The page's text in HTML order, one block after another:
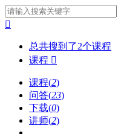

总共搜到了2个课程
课程 
课程(2)
问答(23)
下载(0)
讲师(2)